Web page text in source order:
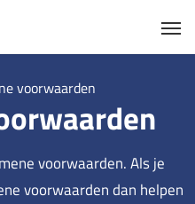
voorwaarden
voorwaarden. Als je
voorwaarden dan helpen